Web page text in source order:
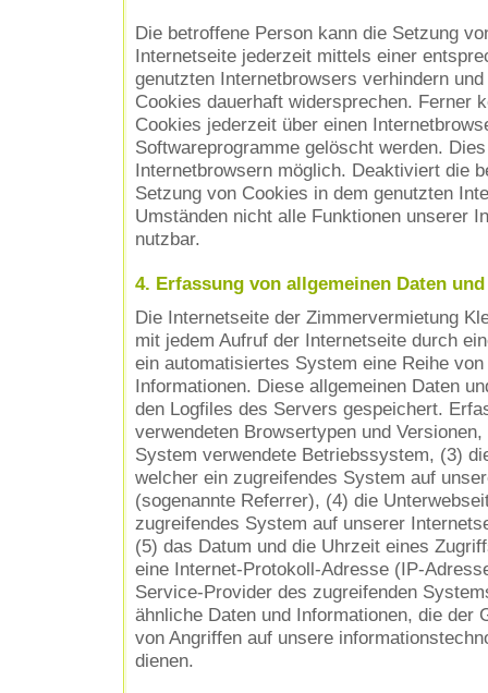
Die betroffene Person kann die Setzung
Internetseite jederzeit mittels einer
genutzten Internetbrowsers verhindern
Cookies dauerhaft widersprechen. Ferner
Cookies jederzeit über einen
Softwareprogramme gelöscht werden.
Internetbrowsern möglich. Deaktiviert die
Setzung von Cookies in dem genutzten
Umständen nicht alle Funktionen unserer
nutzbar.
4. Erfassung von allgemeinen Daten
Die Internetseite der Zimmervermietung
mit jedem Aufruf der Internetseite durch
ein automatisiertes System eine Reihe
Informationen. Diese allgemeinen Daten
den Logfiles des Servers gespeichert.
verwendeten Browsertypen und
System verwendete Betriebssystem, (3)
welcher ein zugreifendes System auf
(sogenannte Referrer), (4) die
zugreifendes System auf unserer
(5) das Datum und die Uhrzeit eines
eine Internet-Protokoll-Adresse (IP-
Service-Provider des zugreifenden
ähnliche Daten und Informationen, die der
von Angriffen auf unsere
dienen.